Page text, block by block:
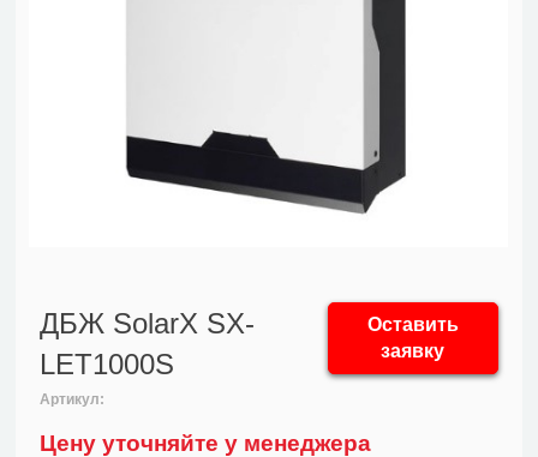
ДБЖ SolarX SX-
LET1000S
Оставить
заявку
Артикул:
Цену уточняйте у менеджера